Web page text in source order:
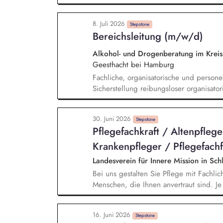
Klassenbuchführung) Erstellung und
Schüler während der Ausbildung in
Durchführung von staatlichen
Kooperationspartnern, Behörden etc.
Mitarbeit bei der Weiterentwicklung
8. Juli 2026 Stepstone
Bereichsleitung (m/w/d)
Alkohol- und Drogenberatung im
Geesthacht bei Hamburg
Fachliche, organisatorische und
Sicherstellung reibungsloser
Dienstleistungsqualität
Führung, Begleitung und Entwicklung
des Fachbereichs nach außen,
Arbeitskreisen und Gremien
Steuerung des Bereichs
30. Juni 2026 Stepstone
Pflegefachkraft /
Krankenpfleger /
Landesverein für Innere Mission in
Bei uns gestalten Sie Pflege mit
Menschen, die Ihnen anvertraut sind.
dazu: Menschen individuell,
Alltag stärken. Grund- und
aktuellen pflegefachlichen Standards
16. Juni 2026 Stepstone